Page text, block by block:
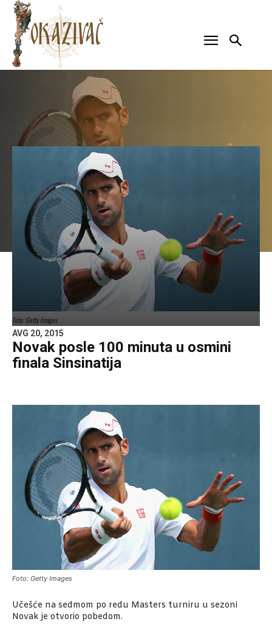
Foto: Getty Images
AVG 20, 2015
Novak posle 100 minuta u osmini
finala Sinsinatija
Foto: Getty Images
Učešće na sedmom po redu Masters turniru u sezoni
Novak je otvorio pobedom.